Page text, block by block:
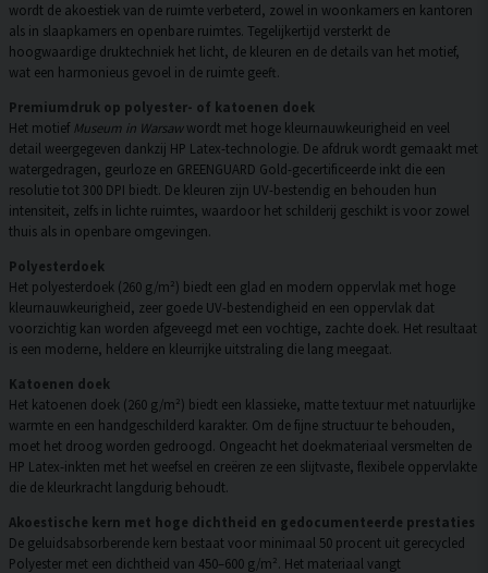
wordt de akoestiek van de ruimte verbeterd, zowel in woonkamers en kantoren
als in slaapkamers en openbare ruimtes. Tegelijkertijd versterkt de
hoogwaardige druktechniek het licht, de kleuren en de details van het motief,
wat een harmonieus gevoel in de ruimte geeft.
Premiumdruk op polyester- of katoenen doek
Het motief Museum in Warsawwordt met hoge kleurnauwkeurigheid en veel
detail weergegeven dankzij HP Latex-technologie. De afdruk wordt gemaakt met
watergedragen, geurloze en GREENGUARD Gold-gecertificeerde inkt die een
resolutie tot 300 DPI biedt. De kleuren zijn UV-bestendig en behouden hun
intensiteit, zelfs in lichte ruimtes, waardoor het schilderij geschikt is voor zowel
thuis als in openbare omgevingen.
Polyesterdoek
Het polyesterdoek (260 g/m²) biedt een glad en modern oppervlak met hoge
kleurnauwkeurigheid, zeer goede UV-bestendigheid en een oppervlak dat
voorzichtig kan worden afgeveegd met een vochtige, zachte doek. Het resultaat
is een moderne, heldere en kleurrijke uitstraling die lang meegaat.
Katoenen doek
Het katoenen doek (260 g/m²) biedt een klassieke, matte textuur met natuurlijke
warmte en een handgeschilderd karakter. Om de fijne structuur te behouden,
moet het droog worden gedroogd. Ongeacht het doekmateriaal versmelten de
HP Latex-inkten met het weefsel en creëren ze een slijtvaste, flexibele oppervlakte
die de kleurkracht langdurig behoudt.
Akoestische kern met hoge dichtheid en gedocumenteerde prestaties
De geluidsabsorberende kern bestaat voor minimaal 50 procent uit gerecycled
Polyester met een dichtheid van 450–600 g/m². Het materiaal vangt